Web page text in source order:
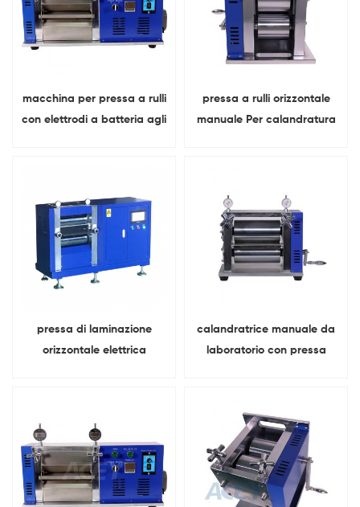
macchina per pressa a rulli
con elettrodi a batteria agli
pressa a rulli orizzontale
manuale Per calandratura
pressa di laminazione
orizzontale elettrica
calandratrice manuale da
laboratorio con pressa